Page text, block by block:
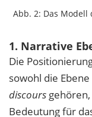
Abb. 2: Das
1. Narrative
Die
sowohl die
discours
Bedeutung für